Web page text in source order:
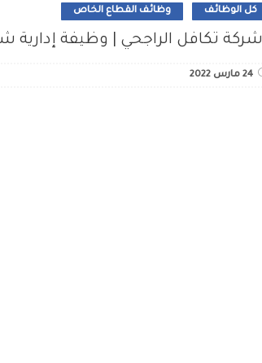
كل الوظائف وظائف القطاع الخاص
شركة تكافل الراجحي | وظيفة إدارية
24 مارس 2022